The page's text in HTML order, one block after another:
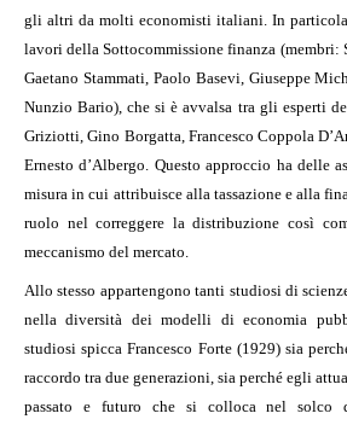
gli altri da molti economisti italiani. In
lavori della Sottocommissione finanza (membri:
Gaetano Stammati, Paolo Basevi, Giuseppe
Nunzio Bario), che si è avvalsa tra gli esperti
Griziotti, Gino Borgatta, Francesco Coppola
Ernesto d’Albergo. Questo approccio ha delle
misura in cui attribuisce alla tassazione e alla
ruolo nel correggere la distribuzione così
meccanismo del mercato.
Allo stesso appartengono tanti studiosi di
nella diversità dei modelli di economia
studiosi spicca Francesco Forte (1929) sia
raccordo tra due generazioni, sia perché egli
passato e futuro che si colloca nel solco